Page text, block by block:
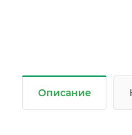
Описание